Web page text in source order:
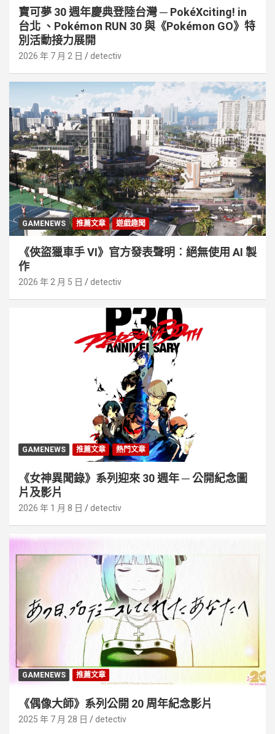
寶可夢 30 週年慶典登陸台灣 ─ PokéXciting! in
台北 、Pokémon RUN 30 與《Pokémon GO》特
別活動接⼒展開
2026 年 7 月 2 日 detectiv
GAMENEWS 推薦文章 遊戲趣聞
《俠盜獵車手 VI》官方發表聲明︰絕無使用 AI 製
作
2026 年 2 月 5 日 detectiv
GAMENEWS 推薦文章 熱門文章
《女神異聞錄》系列迎來 30 週年 ─ 公開紀念圖
片及影片
2026 年 1 月 8 日 detectiv
GAMENEWS 推薦文章
《偶像大師》系列公開 20 周年紀念影片
2025 年 7 月 28 日 detectiv